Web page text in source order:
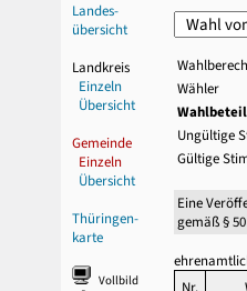
Landes-
übersicht
Landkreis
Einzeln
Übersicht
Gemeinde
Einzeln
Übersicht
Thüringen-
karte
Vollbild
Wähler
Ungültige
Gültige
Eine
gemäß §
Nr.